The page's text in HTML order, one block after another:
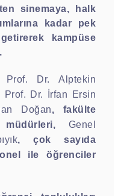
sinemaya, halk
kadar pek
kampüse
Prof. Dr. Alptekin
Prof. Dr. İrfan Ersin
Doğan, fakülte
müdürleri, Genel
, çok sayıda
ile öğrenciler